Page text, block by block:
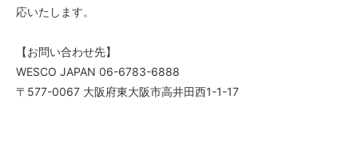
7D
応いたします。
【お問い合わせ先】
WESCO JAPAN 06-6783-6888
〒577-0067 大阪府東大阪市高井田西1-1-17